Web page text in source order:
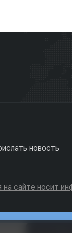
новость
на сайте